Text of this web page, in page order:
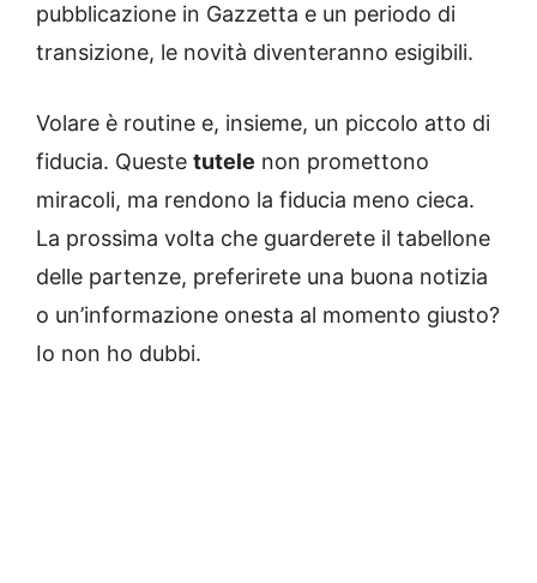
pubblicazione in Gazzetta e un periodo di
transizione, le novità diventeranno esigibili.
Volare è routine e, insieme, un piccolo atto di
fiducia. Queste tutele non promettono
miracoli, ma rendono la fiducia meno cieca.
La prossima volta che guarderete il tabellone
delle partenze, preferirete una buona notizia
o un’informazione onesta al momento giusto?
Io non ho dubbi.